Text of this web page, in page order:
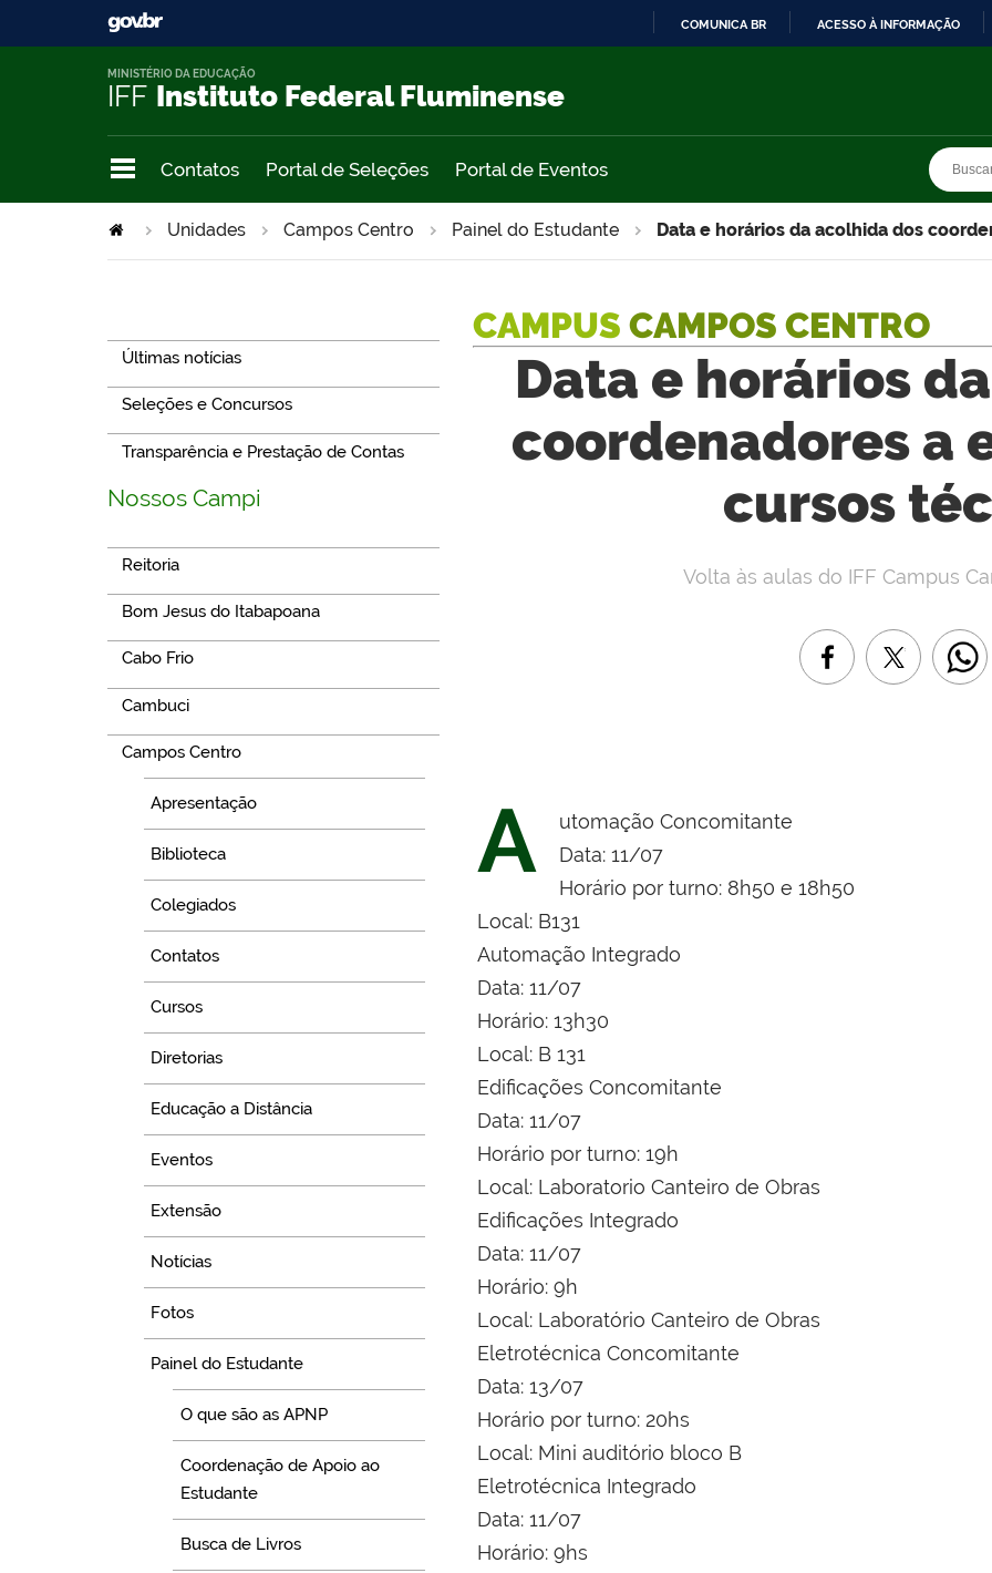
COMUNICA BR ACESSO À INFORMAÇÃO
IFF Instituto Federal Fluminense
MINISTÉRIO DA EDUCAÇÃO
Contatos Portal de Seleções Portal de Eventos
Unidades Campos Centro Painel do Estudante Data e horários da acolhida dos
Últimas notícias
Seleções e Concursos
Transparência e Prestação de Contas
Nossos Campi
Reitoria
Bom Jesus do Itabapoana
Cabo Frio
Cambuci
Campos Centro
Apresentação
Biblioteca
Colegiados
Contatos
Cursos
Diretorias
Educação a Distância
Eventos
Extensão
Notícias
Fotos
Painel do Estudante
O que são as APNP
Coordenação de Apoio ao
Estudante
Busca de Livros
CAMPUS CAMPOS CENTRO
Data e horários
coordenadores a
cursos
Volta às aulas do IFF Campus
A
utomação Concomitante
Data: 11/07
Horário por turno: 8h50 e 18h50
Local: B131
Automação Integrado
Data: 11/07
Horário: 13h30
Local: B 131
Edificações Concomitante
Data: 11/07
Horário por turno: 19h
Local: Laboratorio Canteiro de Obras
Edificações Integrado
Data: 11/07
Horário: 9h
Local: Laboratório Canteiro de Obras
Eletrotécnica Concomitante
Data: 13/07
Horário por turno: 20hs
Local: Mini auditório bloco B
Eletrotécnica Integrado
Data: 11/07
Horário: 9hs